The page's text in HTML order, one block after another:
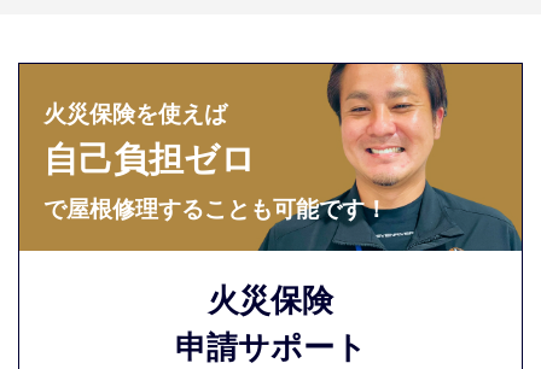
火災保険を使えば
自己負担ゼロ
で屋根修理することも可能です！
火災保険
申請サポート